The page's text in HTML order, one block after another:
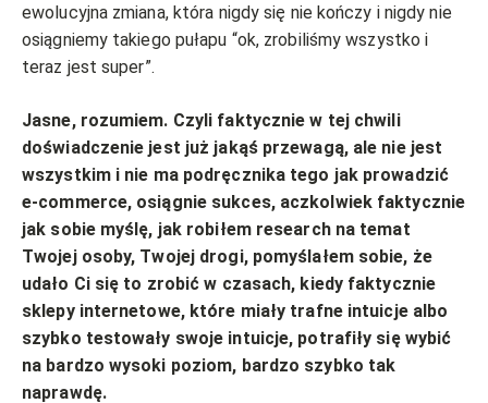
ewolucyjna zmiana, która nigdy się nie kończy i nigdy nie
osiągniemy takiego pułapu “ok, zrobiliśmy wszystko i
teraz jest super”.
Jasne, rozumiem. Czyli faktycznie w tej chwili
doświadczenie jest już jakąś przewagą, ale nie jest
wszystkim i nie ma podręcznika tego jak prowadzić
e-commerce, osiągnie sukces, aczkolwiek faktycznie
jak sobie myślę, jak robiłem research na temat
Twojej osoby, Twojej drogi, pomyślałem sobie, że
udało Ci się to zrobić w czasach, kiedy faktycznie
sklepy internetowe, które miały trafne intuicje albo
szybko testowały swoje intuicje, potrafiły się wybić
na bardzo wysoki poziom, bardzo szybko tak
naprawdę.